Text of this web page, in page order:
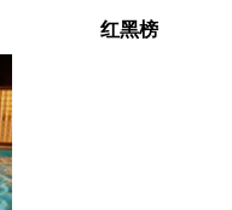
红黑榜